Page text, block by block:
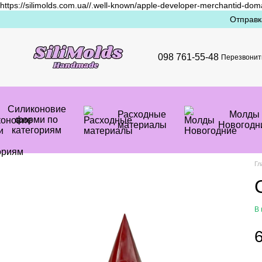
https://silimolds.com.ua//.well-known/apple-developer-merchantid-
098 761-55-48
Силиконовие
форми по
категориям
Расходные
материалы
Mолды
В